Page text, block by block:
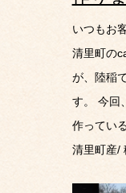
いつもお
清里町の
が、陸稲
す。 今回
作ってい
清里町産/